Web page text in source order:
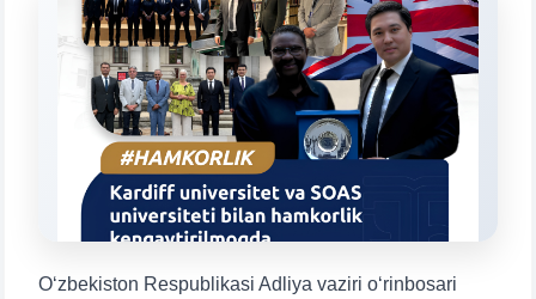
Oʻzbekiston Respublikasi Adliya vaziri oʻrinbosari
Mavzuni tanlang — keyin shu mavzudagi aniq
savollar chiqadi:
1. Hujjatlar (bakalavr) (5)
3. Suhbat (bakalavr) (8)
5. To'lov-kontrakt (2) 6. Elektron ariza (16)
9. Magistratura kvotasi (4) ✉️ Adminga yozish